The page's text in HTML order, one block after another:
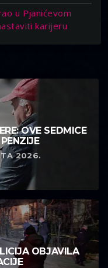
u Pjanićevom
karijeru
OVE SEDMICE
2026.
OBJAVILA